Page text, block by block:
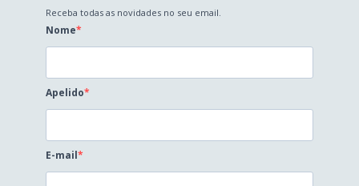
Receba todas as novidades no seu email.
Nome
Apelido
E-mail